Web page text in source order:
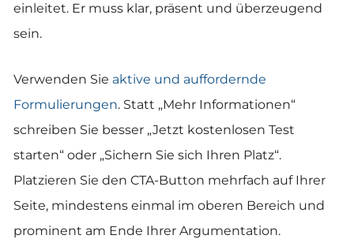
einleitet. Er muss klar, präsent und überzeugend
sein.
Verwenden Sie aktive und auffordernde
Formulierungen. Statt „Mehr Informationen“
schreiben Sie besser „Jetzt kostenlosen Test
starten“ oder „Sichern Sie sich Ihren Platz“.
Platzieren Sie den CTA-Button mehrfach auf Ihrer
Seite, mindestens einmal im oberen Bereich und
prominent am Ende Ihrer Argumentation.